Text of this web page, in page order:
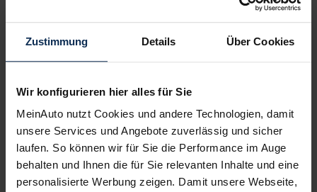
Zustimmung Details Über Cookies
Wir konfigurieren hier alles für Sie
MeinAuto nutzt Cookies und andere Technologien, damit
unsere Services und Angebote zuverlässig und sicher
laufen. So können wir für Sie die Performance im Auge
behalten und Ihnen die für Sie relevanten Inhalte und eine
personalisierte Werbung zeigen. Damit unsere Webseite,
1.013